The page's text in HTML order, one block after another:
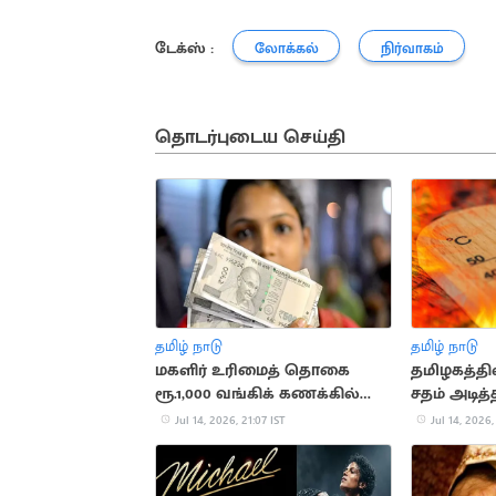
டேக்ஸ் : லோக்கல் நிர்வாகம்
தொடர்புடைய செய்தி
தமிழ் நாடு
மகளிர் உரிமைத் தொகை
ரூ.1,000 வங்கிக் கணக்கில்
வரவுJul 14, 2026, 21:07 IST
தமிழ் நாடு
சதம்
Jul 14, 2026,